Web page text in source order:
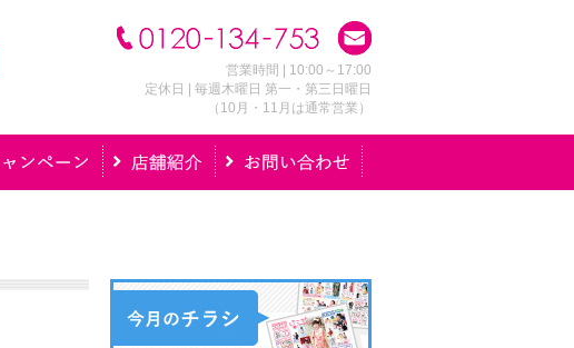
営業時間 | 10:00～17:00
定休日 | 毎週木曜日 第一・第三日曜日
（10月・11月は通常営業）